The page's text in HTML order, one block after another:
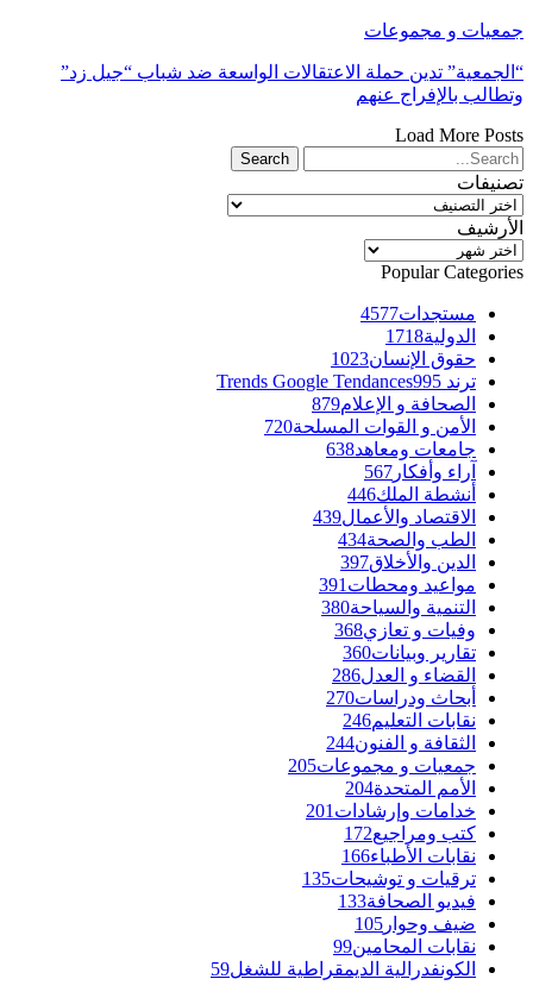
جمعيات و مجموعات
“الجمعية” تدين حملة الاعتقالات الواسعة ضد شباب “جيل زد”
وتطالب بالإفراج عنهم
Load More Posts
تصنيفات
تصنيفات
الأرشيف
الأرشيف
Popular Categories
مستجدات4577
الدولية1718
حقوق الإنسان1023
ترند Trends Google Tendances 995
الصحافة و الإعلام879
الأمن و القوات المسلحة720
جامعات ومعاهد638
آراء وأفكار 567
أنشطة الملك446
الاقتصاد والأعمال439
الطب والصحة434
الدين والأخلاق397
مواعيد ومحطات 391
التنمية والسياحة380
وفيات و تعازي368
تقارير وبيانات360
القضاء و العدل286
أبحاث ودراسات270
نقابات التعليم246
الثقافة و الفنون244
جمعيات و مجموعات205
الأمم المتحدة204
خدامات وإرشادات 201
كتب ومراجيع172
نقابات الأطباء166
ترقيات و توشيحات135
فيديو الصحافة133
ضيف وحوار 105
نقابات المحامين99
الكونفدرالية الديمقراطية للشغل59